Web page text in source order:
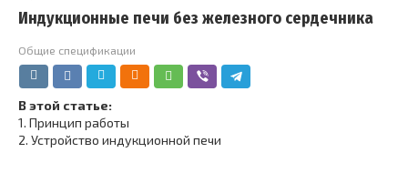
Индукционные печи без железного сердечника
Общие спецификации
В этой статье:
1. Принцип работы
2. Устройство индукционной печи